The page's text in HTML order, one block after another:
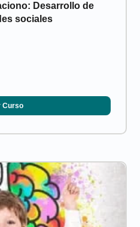
Desarrollo de
sociales
Curso